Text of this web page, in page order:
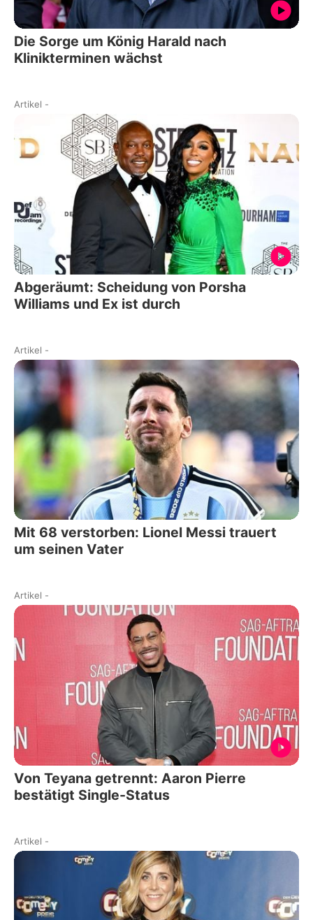
Die Sorge um König Harald nach
Klinikterminen wächst
Artikel -
Abgeräumt: Scheidung von Porsha
Williams und Ex ist durch
Artikel -
Mit 68 verstorben: Lionel Messi trauert
um seinen Vater
Artikel -
Von Teyana getrennt: Aaron Pierre
bestätigt Single-Status
Artikel -